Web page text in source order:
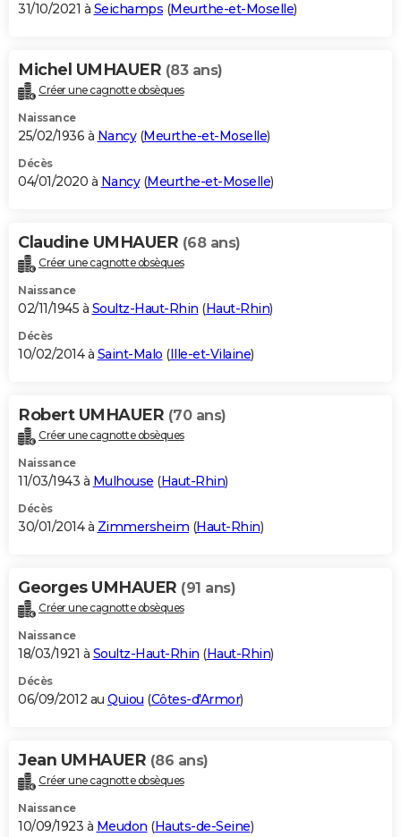
31/10/2021 à Seichamps (Meurthe-et-Moselle)
Michel UMHAUER (83 ans)
Créer une cagnotte obsèques
Naissance
25/02/1936 à Nancy(Meurthe-et-Moselle)
Décès
04/01/2020 à Nancy(Meurthe-et-Moselle)
Claudine UMHAUER (68 ans)
Créer une cagnotte obsèques
Naissance
02/11/1945 à Soultz-Haut-Rhin (Haut-Rhin)
Décès
10/02/2014 à Saint-Malo (Ille-et-Vilaine)
Robert UMHAUER (70 ans)
Créer une cagnotte obsèques
Naissance
11/03/1943 à Mulhouse (Haut-Rhin)
Décès
30/01/2014 à Zimmersheim (Haut-Rhin)
Georges UMHAUER (91 ans)
Créer une cagnotte obsèques
Naissance
18/03/1921 à Soultz-Haut-Rhin (Haut-Rhin)
Décès
06/09/2012 au Quiou (Côtes-d'Armor)
Jean UMHAUER (86 ans)
Créer une cagnotte obsèques
Naissance
10/09/1923 à Meudon (Hauts-de-Seine)